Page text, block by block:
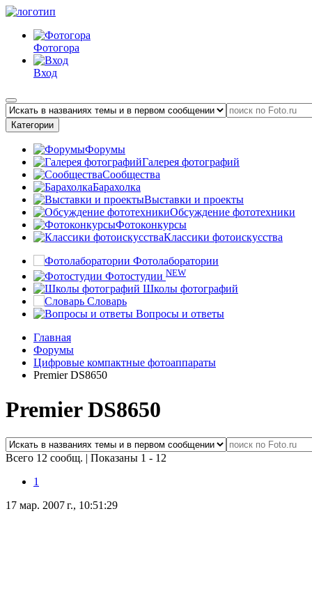
Фотогора
Вход
Категории
Форумы
Галерея фотографий
Сообщества
Барахолка
Выставки и проекты
Обсуждение фототехники
Фотоконкурсы
Классики фотоискусства
Фотолаборатории
Фотостудии NEW
Школы фотографий
Словарь
Вопросы и ответы
Главная
Форумы
Цифровые компактные фотоаппараты
Premier DS8650
Premier DS8650
Всего 12 сообщ. | Показаны 1 - 12
1
17 мар. 2007 г., 10:51:29